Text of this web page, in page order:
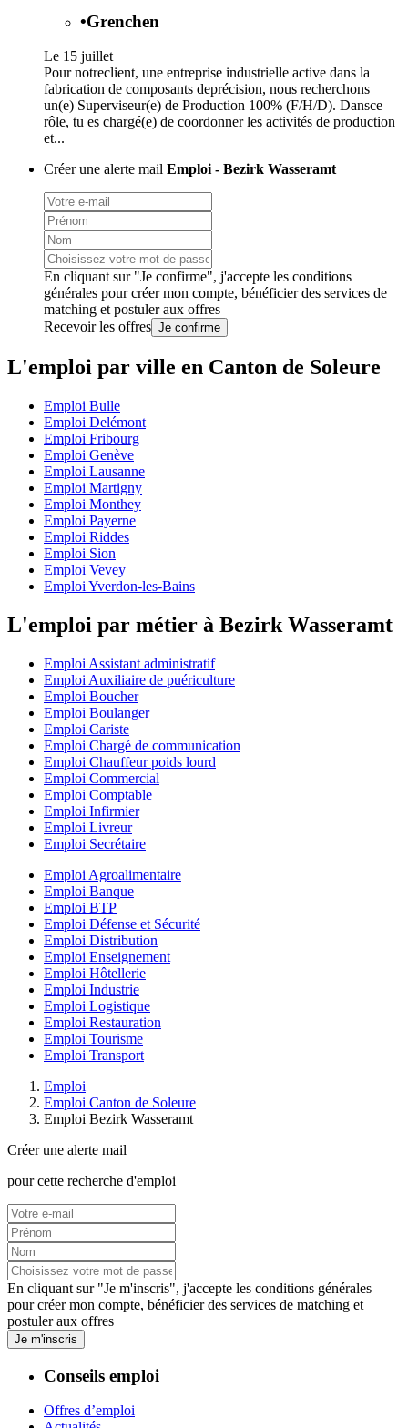
•Grenchen
Le 15 juillet
Pour notreclient, une entreprise industrielle active dans la
fabrication de composants deprécision, nous recherchons
un(e) Superviseur(e) de Production 100% (F/H/D). Dansce
rôle, tu es chargé(e) de coordonner les activités de production
et...
Créer une alerte mail Emploi - Bezirk Wasseramt
En cliquant sur "Je confirme", j'accepte les conditions
générales pour créer mon compte, bénéficier des services de
matching et postuler aux offres
Recevoir les offres Je confirme
L'emploi par ville en Canton de Soleure
Emploi Bulle
Emploi Delémont
Emploi Fribourg
Emploi Genève
Emploi Lausanne
Emploi Martigny
Emploi Monthey
Emploi Payerne
Emploi Riddes
Emploi Sion
Emploi Vevey
Emploi Yverdon-les-Bains
L'emploi par métier à Bezirk Wasseramt
Emploi Assistant administratif
Emploi Auxiliaire de puériculture
Emploi Boucher
Emploi Boulanger
Emploi Cariste
Emploi Chargé de communication
Emploi Chauffeur poids lourd
Emploi Commercial
Emploi Comptable
Emploi Infirmier
Emploi Livreur
Emploi Secrétaire
Emploi Agroalimentaire
Emploi Banque
Emploi BTP
Emploi Défense et Sécurité
Emploi Distribution
Emploi Enseignement
Emploi Hôtellerie
Emploi Industrie
Emploi Logistique
Emploi Restauration
Emploi Tourisme
Emploi Transport
Emploi
Emploi Canton de Soleure
Emploi Bezirk Wasseramt
Créer une alerte mail
pour cette recherche d'emploi
En cliquant sur "Je m'inscris", j'accepte les conditions générales
pour créer mon compte, bénéficier des services de matching et
postuler aux offres
Je m'inscris
Conseils emploi
Offres d’emploi